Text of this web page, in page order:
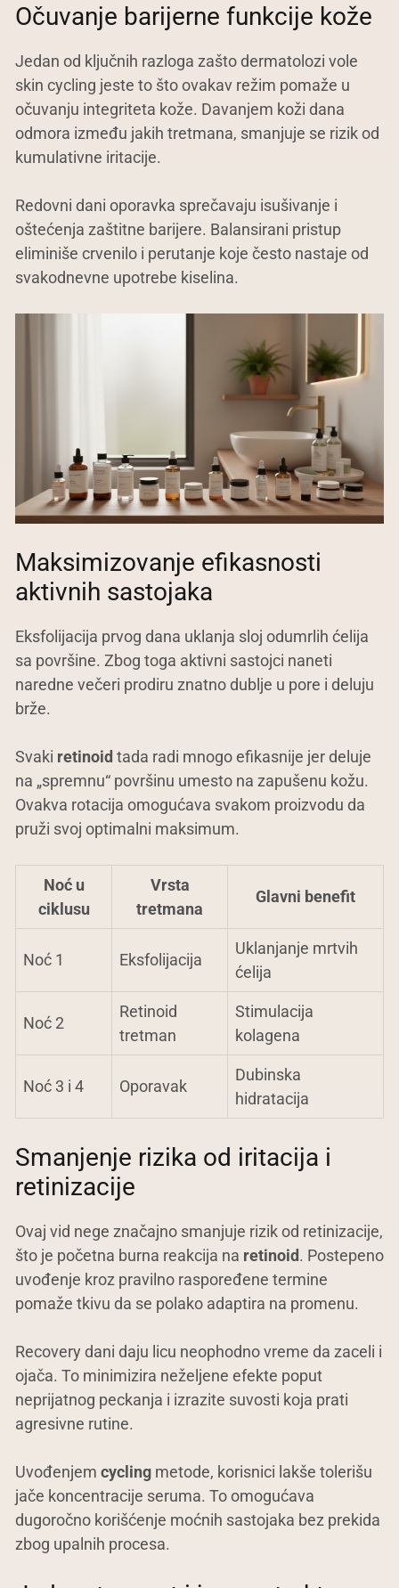
Očuvanje barijerne funkcije kože
Jedan od ključnih razloga zašto dermatolozi vole
skin cycling jeste to što ovakav režim pomaže u
očuvanju integriteta kože. Davanjem koži dana
odmora između jakih tretmana, smanjuje se rizik od
kumulativne iritacije.
Redovni dani oporavka sprečavaju isušivanje i
oštećenja zaštitne barijere. Balansirani pristup
eliminiše crvenilo i perutanje koje često nastaje od
svakodnevne upotrebe kiselina.
Maksimizovanje efikasnosti
aktivnih sastojaka
Eksfolijacija prvog dana uklanja sloj odumrlih ćelija
sa površine. Zbog toga aktivni sastojci naneti
naredne večeri prodiru znatno dublje u pore i deluju
brže.
Svaki retinoid tada radi mnogo efikasnije jer deluje
na „spremnu“ površinu umesto na zapušenu kožu.
Ovakva rotacija omogućava svakom proizvodu da
pruži svoj optimalni maksimum.
Noć u
ciklusu
Vrsta
tretmana
Glavni benefit
Noć 1 Eksfolijacija
Uklanjanje mrtvih
ćelija
Noć 2
Retinoid
tretman
Stimulacija
kolagena
Noć 3 i 4 Oporavak
Dubinska
hidratacija
Smanjenje rizika od iritacija i
retinizacije
Ovaj vid nege značajno smanjuje rizik od retinizacije,
što je početna burna reakcija na retinoid. Postepeno
uvođenje kroz pravilno raspoređene termine
pomaže tkivu da se polako adaptira na promenu.
Recovery dani daju licu neophodno vreme da zaceli i
ojača. To minimizira neželjene efekte poput
neprijatnog peckanja i izrazite suvosti koja prati
agresivne rutine.
Uvođenjem cycling metode, korisnici lakše tolerišu
jače koncentracije seruma. To omogućava
dugoročno korišćenje moćnih sastojaka bez prekida
zbog upalnih procesa.